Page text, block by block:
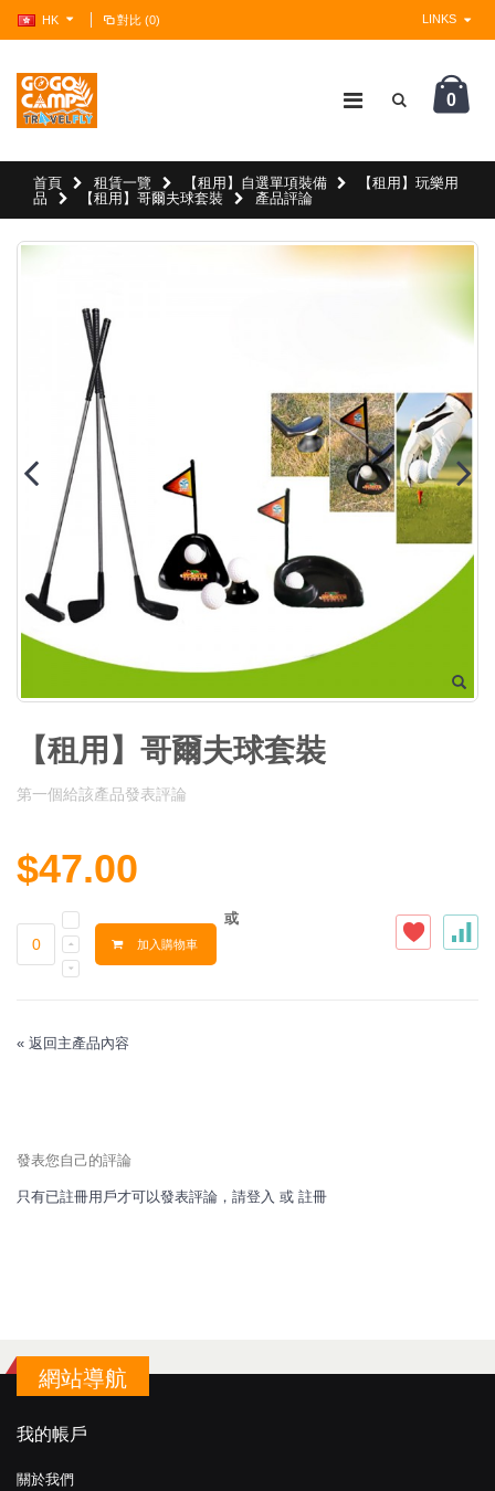
HK 對比 (0) LINKS
0
首頁 租賃一覽 【租用】自選單項裝備
【租用】玩樂用
品
【租用】哥爾夫球套裝 產品評論
【租用】哥爾夫球套裝
第一個給該產品發表評論
$47.00
加入購物車
或
« 返回主產品內容
發表您自己的評論
只有已註冊用戶才可以發表評論，請登入 或 註冊
網站導航
我的帳戶
關於我們